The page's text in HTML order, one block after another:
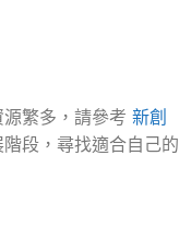
繁多，請參考 新創
段，尋找適合自己的